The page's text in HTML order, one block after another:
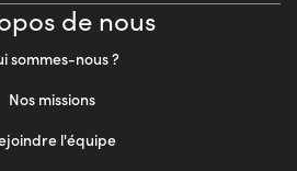
de nous
sommes-nous ?
Nos missions
l'équipe